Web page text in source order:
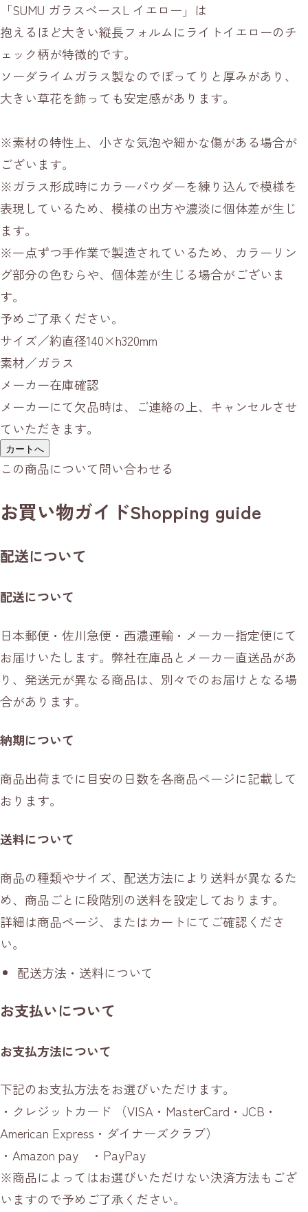
「SUMU ガラスベースL イエロー」は
抱えるほど大きい縦長フォルムにライトイエローのチ
ェック柄が特徴的です。
ソーダライムガラス製なのでぽってりと厚みがあり、
大きい草花を飾っても安定感があります。
※素材の特性上、小さな気泡や細かな傷がある場合が
ございます。
※ガラス形成時にカラーパウダーを練り込んで模様を
表現しているため、模様の出方や濃淡に個体差が生じ
ます。
※一点ずつ手作業で製造されているため、カラーリン
グ部分の色むらや、個体差が生じる場合がございま
す。
予めご了承ください。
サイズ／約直径140×h320mm
素材／ガラス
メーカー在庫確認
メーカーにて欠品時は、ご連絡の上、キャンセルさせ
ていただきます。
カートへ
この商品について問い合わせる
お買い物ガイドShopping guide
配送について
配送について
日本郵便・佐川急便・西濃運輸・メーカー指定便にて
お届けいたします。弊社在庫品とメーカー直送品があ
り、発送元が異なる商品は、別々でのお届けとなる場
合があります。
納期について
商品出荷までに目安の日数を各商品ページに記載して
おります。
送料について
商品の種類やサイズ、配送方法により送料が異なるた
め、商品ごとに段階別の送料を設定しております。
詳細は商品ページ、またはカートにてご確認くださ
い。
配送方法・送料について
お支払いについて
お支払方法について
下記のお支払方法をお選びいただけます。
・クレジットカード （VISA・MasterCard・JCB・
American Express・ダイナーズクラブ）
・Amazon pay ・PayPay
※商品によってはお選びいただけない決済方法もござ
いますので予めご了承ください。